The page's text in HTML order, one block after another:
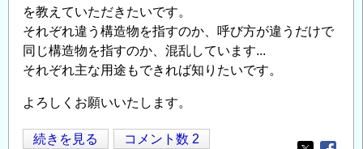
を教えていただきたいです。
それぞれ違う構造物を指すのか、呼び方が違うだけで
同じ構造物を指すのか、混乱しています...
それぞれ主な用途もできれば知りたいです。
よろしくお願いいたします。
タ
続きを見る
コメント数 2